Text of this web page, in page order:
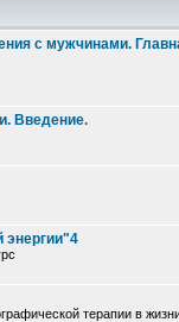
с мужчинами.
Введение.
энергии"4
терапии в